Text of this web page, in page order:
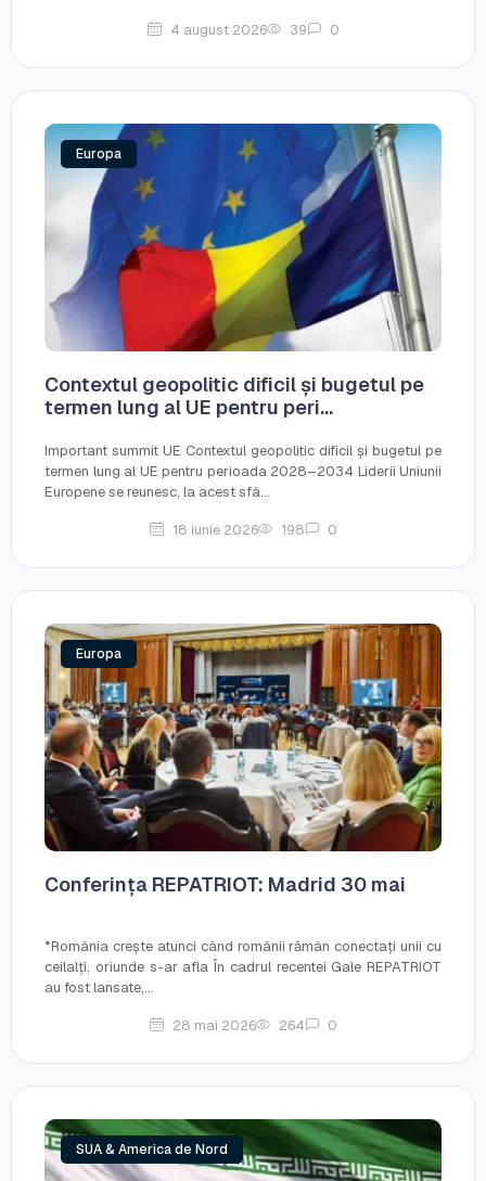
4 august 2026 39 0
Europa
Contextul geopolitic dificil și bugetul pe
termen lung al UE pentru peri...
Important summit UE Contextul geopolitic dificil și bugetul pe
termen lung al UE pentru perioada 2028–2034 Liderii Uniunii
Europene se reunesc, la acest sfâ...
18 iunie 2026 198 0
Europa
Conferința REPATRIOT: Madrid 30 mai
*România crește atunci când românii rămân conectați unii cu
ceilalți, oriunde s-ar afla În cadrul recentei Gale REPATRIOT
au fost lansate,...
28 mai 2026 264 0
SUA & America de Nord